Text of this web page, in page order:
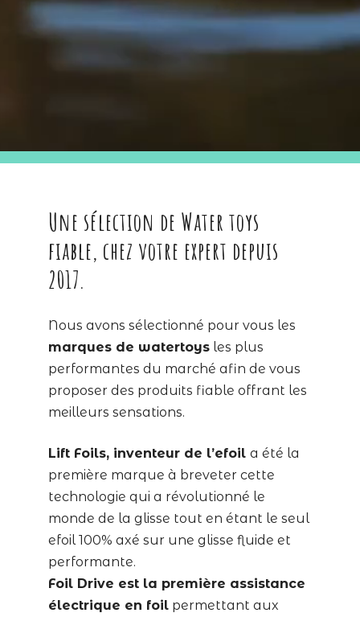
Une sélection de Water toys
fiable, chez votre expert depuis
2017.
Nous avons sélectionné pour vous les
marques de watertoys les plus
performantes du marché afin de vous
proposer des produits fiable offrant les
meilleurs sensations.
Lift Foils, inventeur de l’efoil a été la
première marque à breveter cette
technologie qui a révolutionné le
monde de la glisse tout en étant le seul
efoil 100% axé sur une glisse fluide et
performante.
Foil Drive est la première assistance
électrique en foil permettant aux